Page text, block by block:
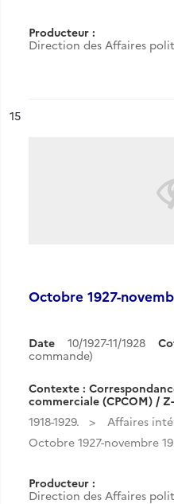
Producteur :
Direction des Affaires
n°
15
Octobre 1927-
Date 10/1927-11/1928
commande)
Contexte :
commerciale (CPCOM) /
1918-1929.
Affaires
Octobre 1927-novembre
Producteur :
Direction des Affaires